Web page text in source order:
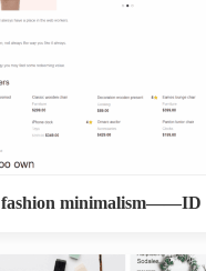
fashion minimalism——ID